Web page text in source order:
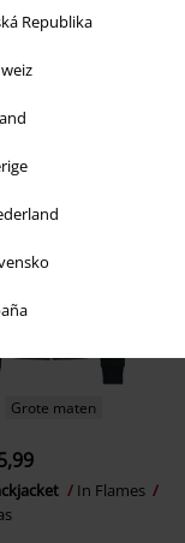
Republika
So Close To Me
by EMP
Grote maten
In Flames